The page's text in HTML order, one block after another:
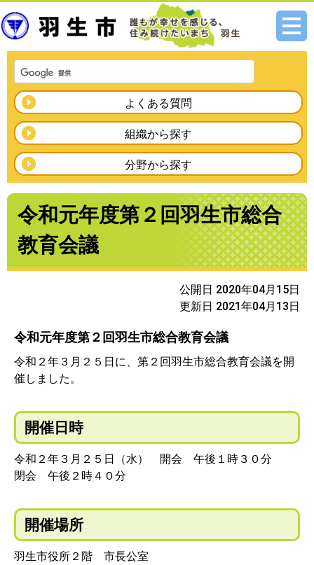
メニ
よくある質問
組織から探す
分野から探す
令和元年度第２回羽生市総合
教育会議
公開日 2020年04月15日
更新日 2021年04月13日
令和元年度第２回羽生市総合教育会議
令和２年３月２５日に、第２回羽生市総合教育会議を開
催しました。
開催日時
令和２年３月２５日（水） 開会 午後１時３０分
閉会 午後２時４０分
開催場所
羽生市役所２階 市長公室